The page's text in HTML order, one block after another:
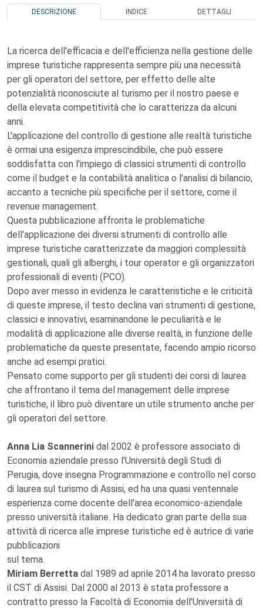
DESCRIZIONE INDICE DETTAGLI
La ricerca dell'efficacia e dell'efficienza nella gestione delle
imprese turistiche rappresenta sempre più una necessità
per gli operatori del settore, per effetto delle alte
potenzialità riconosciute al turismo per il nostro paese e
della elevata competitività che lo caratterizza da alcuni
anni.
L'applicazione del controllo di gestione alle realtà turistiche
è ormai una esigenza imprescindibile, che può essere
soddisfatta con l'impiego di classici strumenti di controllo
come il budget e la contabilità analitica o l'analisi di bilancio,
accanto a tecniche più specifiche per il settore, come il
revenue management.
Questa pubblicazione affronta le problematiche
dell'applicazione dei diversi strumenti di controllo alle
imprese turistiche caratterizzate da maggiori complessità
gestionali, quali gli alberghi, i tour operator e gli organizzatori
professionali di eventi (PCO).
Dopo aver messo in evidenza le caratteristiche e le criticità
di queste imprese, il testo declina vari strumenti di gestione,
classici e innovativi, esaminandone le peculiarità e le
modalità di applicazione alle diverse realtà, in funzione delle
problematiche da queste presentate, facendo ampio ricorso
anche ad esempi pratici.
Pensato come supporto per gli studenti dei corsi di laurea
che affrontano il tema del management delle imprese
turistiche, il libro può diventare un utile strumento anche per
gli operatori del settore.
Anna Lia Scannerini dal 2002 è professore associato di
Economia aziendale presso l'Università degli Studi di
Perugia, dove insegna Programmazione e controllo nel corso
di laurea sul turismo di Assisi, ed ha una quasi ventennale
esperienza come docente dell'area economico-aziendale
presso università italiane. Ha dedicato gran parte della sua
attività di ricerca alle imprese turistiche ed è autrice di varie
pubblicazioni
sul tema.
Miriam Berretta dal 1989 ad aprile 2014 ha lavorato presso
il CST di Assisi. Dal 2000 al 2013 è stata professore a
contratto presso la Facoltà di Economia dell'Università di